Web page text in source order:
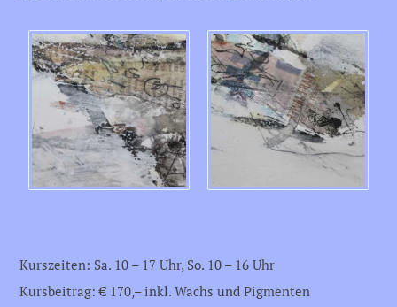
Kurszeiten: Sa. 10 – 17 Uhr, So. 10 – 16 Uhr
Kursbeitrag: € 170,– inkl. Wachs und Pigmenten